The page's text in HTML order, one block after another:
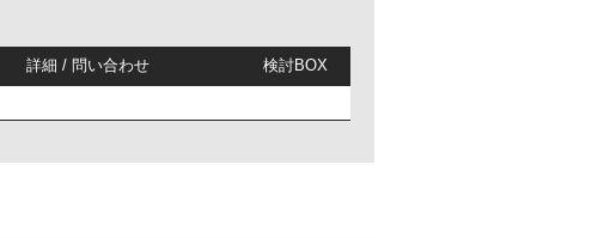
詳細 / 問い合わせ 検討BOX